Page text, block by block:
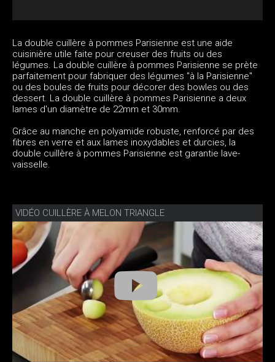
La double cuillère à pommes Parisienne est une aide
cuisinière utile faite pour creuser des fruits ou des
légumes. La double cuillère à pommes Parisienne se prète
parfaitement pour fabriquer des légumes "à la Parisienne"
ou des boules de fruits pour décorer des bowles ou des
dessert. La double cuillère à pommes Parisienne a deux
lames d'un diamètre de 22mm et 30mm.
Grâce au manche en polyamide robuste, renforcé par des
fibres en verre et aux lames inoxydables et durcies, la
double cuillère à pommes Parisienne est garantie lave-
vaisselle.
VIDÉO CUILLÈRE À MELON TRIANGLE